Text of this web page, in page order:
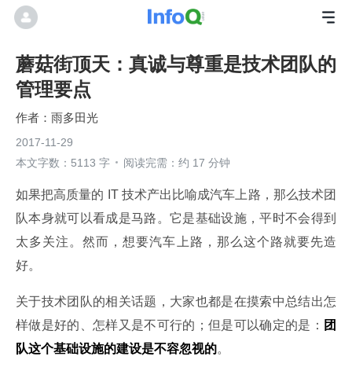
蘑菇街顶天：真诚与尊重是技术团队的
管理要点
雨多田光
2017-11-29
本文字数：5113 字
阅读完需：约 17 分钟
如果把高质量的 IT 技术产出比喻成汽车上路，那么技术团
队本身就可以看成是马路。它是基础设施，平时不会得到
太多关注。然而，想要汽车上路，那么这个路就要先造
好。
关于技术团队的相关话题，大家也都是在摸索中总结出怎
样做是好的、怎样又是不可行的；但是可以确定的是： 团
队这个基础设施的建设是不容忽视的。